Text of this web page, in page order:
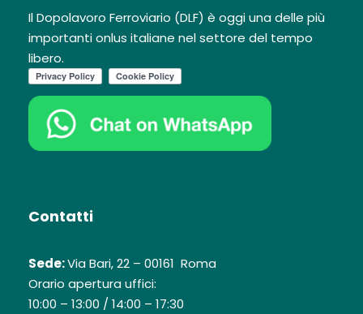
Il Dopolavoro Ferroviario (DLF) è oggi una delle più
importanti onlus italiane nel settore del tempo
libero.
Contatti
Sede:Via Bari, 22 – 00161 Roma
Orario apertura uffici:
10:00 – 13:00 / 14:00 – 17:30